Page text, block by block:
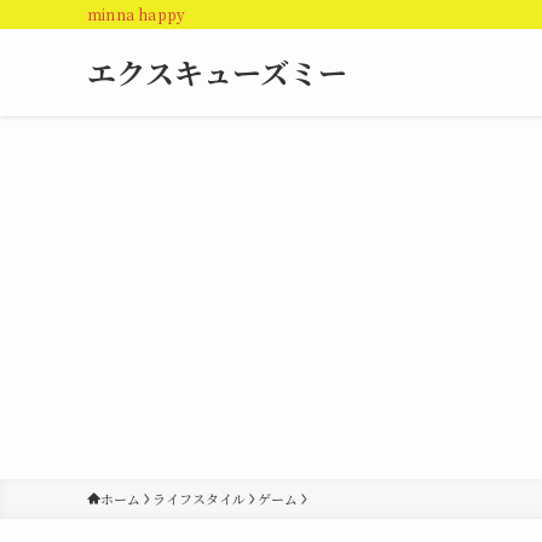
minna happy
エクスキューズミー
ホーム ライフスタイル ゲーム